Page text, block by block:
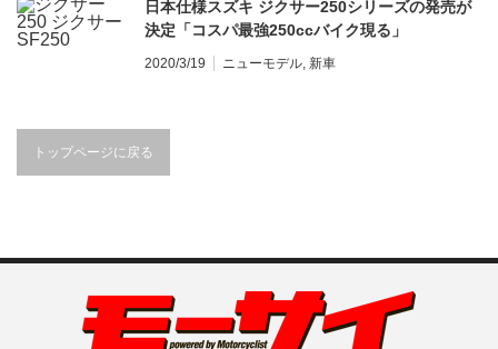
日本仕様スズキ ジクサー250シリーズの発売が
決定「コスパ最強250ccバイク現る」
2020/3/19 ニューモデル, 新車
トップページに戻る